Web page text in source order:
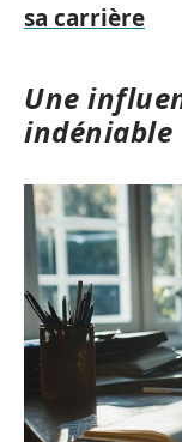
sa carrière
Une
indéniable